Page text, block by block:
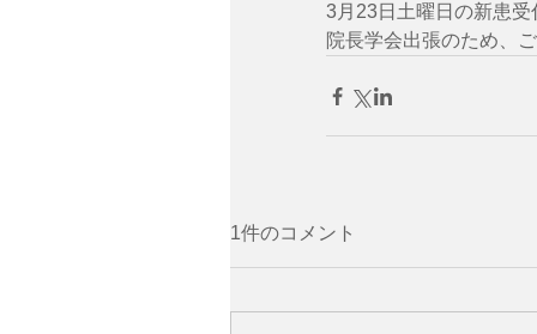
3月23日土曜日の新患
院長学会出張のため、
1件のコメント